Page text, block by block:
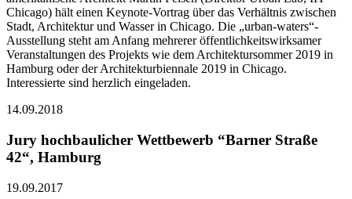
Chicago) hält einen Keynote-Vortrag über das Verhältnis zwischen
Stadt, Architektur und Wasser in Chicago. Die „urban-waters“-
Ausstellung steht am Anfang mehrerer öffentlichkeitswirksamer
Veranstaltungen des Projekts wie dem Architektursommer 2019 in
Hamburg oder der Architekturbiennale 2019 in Chicago.
Interessierte sind herzlich eingeladen.
14.09.2018
Jury hochbaulicher Wettbewerb “Barner Straße
42“, Hamburg
19.09.2017